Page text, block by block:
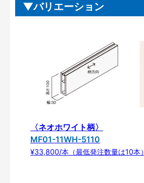
バリエーション
〈ネオホワイト柄〉
MF01-11WH-5110
¥33,800/本（最低発注数量は10本）